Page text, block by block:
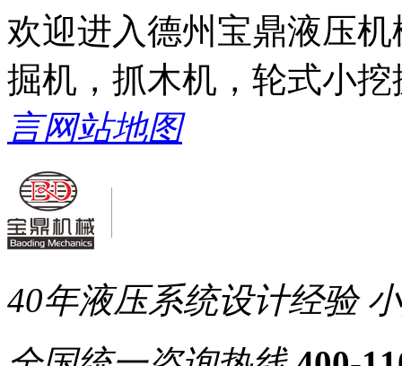
欢迎进入德州宝鼎液压
掘机，抓木机，轮式小
言网站地图
40年液压系统设计经验